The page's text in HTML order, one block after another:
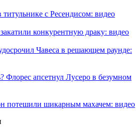
с Ресендисом: видео
конкурентную драку: видео
Чавеса в решающем раунде:
апсетнул Лусеро в безумном
потешили шикарным махачем: видео